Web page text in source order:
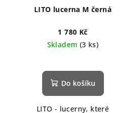
LITO lucerna M černá
1 780 Kč
Skladem (3 ks)
Do košíku
LITO - lucerny, které